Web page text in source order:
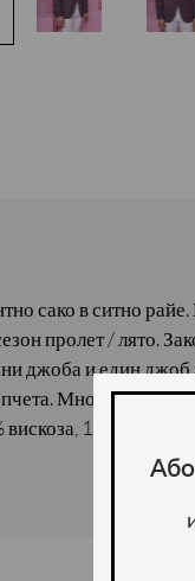
сако в ситно
пролет / лято.
джоба и един
Многоцветен,
10 %